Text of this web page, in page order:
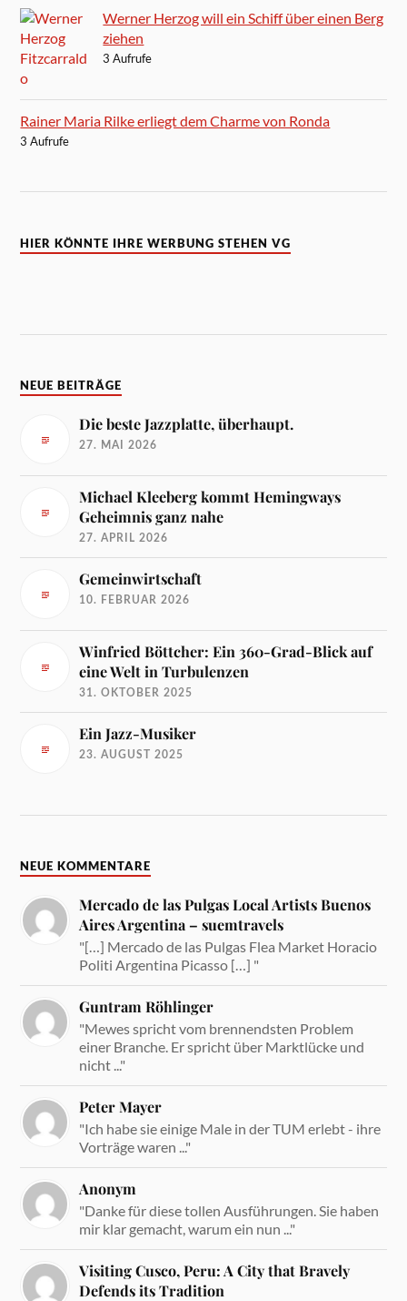
Werner Herzog will ein Schiff über einen Berg
ziehen
3 Aufrufe
Rainer Maria Rilke erliegt dem Charme von Ronda
3 Aufrufe
HIER KÖNNTE IHRE WERBUNG STEHEN VG
NEUE BEITRÄGE
Die beste Jazzplatte, überhaupt.
27. MAI 2026
Michael Kleeberg kommt Hemingways
Geheimnis ganz nahe
27. APRIL 2026
Gemeinwirtschaft
10. FEBRUAR 2026
Winfried Böttcher: Ein 360-Grad-Blick auf
eine Welt in Turbulenzen
31. OKTOBER 2025
Ein Jazz-Musiker
23. AUGUST 2025
NEUE KOMMENTARE
Mercado de las Pulgas Local Artists Buenos
Aires Argentina – suemtravels
"[…] Mercado de las Pulgas Flea Market Horacio
Politi Argentina Picasso […] "
Guntram Röhlinger
"Mewes spricht vom brennendsten Problem
einer Branche. Er spricht über Marktlücke und
nicht ..."
Peter Mayer
"Ich habe sie einige Male in der TUM erlebt - ihre
Vorträge waren ..."
Anonym
"Danke für diese tollen Ausführungen. Sie haben
mir klar gemacht, warum ein nun ..."
Visiting Cusco, Peru: A City that Bravely
Defends its Tradition